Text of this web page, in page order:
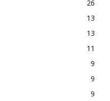
26
13
13
11
9
9
9